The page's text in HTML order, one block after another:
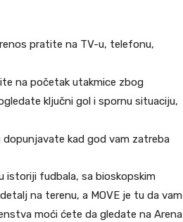
pratite na TV-u, telefonu,
na početak utakmice zbog
ključni gol i spornu situaciju,
kad god vam zatreba
istoriji fudbala, sa bioskopskim
na terenu, a MOVE je tu da vam
moći ćete da gledate na Arena